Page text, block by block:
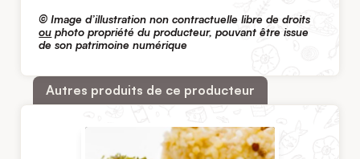
© Image d’illustration non contractuelle libre de droits
ou photo propriété du producteur, pouvant être issue
de son patrimoine numérique
Autres produits de ce producteur